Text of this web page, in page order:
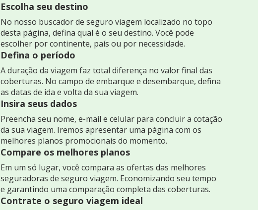
Escolha seu destino
No nosso buscador de seguro viagem localizado no topo
desta página, defina qual é o seu destino. Você pode
escolher por continente, país ou por necessidade.
Defina o período
A duração da viagem faz total diferença no valor final das
coberturas. No campo de embarque e desembarque, defina
as datas de ida e volta da sua viagem.
Insira seus dados
Preencha seu nome, e-mail e celular para concluir a cotação
da sua viagem. Iremos apresentar uma página com os
melhores planos promocionais do momento.
Compare os melhores planos
Em um só lugar, você compara as ofertas das melhores
seguradoras de seguro viagem. Economizando seu tempo
e garantindo uma comparação completa das coberturas.
Contrate o seguro viagem ideal